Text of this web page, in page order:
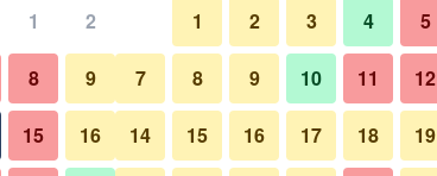
건물
1 2
8 9
15 16
1 2 3 4 5
7 8 9 10 11 12
14 15 16 17 18 19